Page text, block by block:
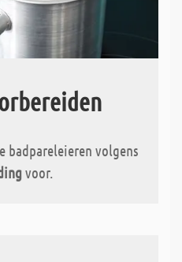
badpareleieren volgens
voor.